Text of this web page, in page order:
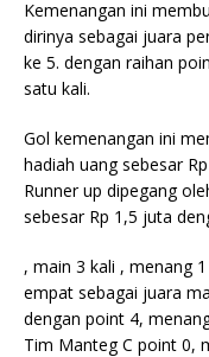
Kemenangan ini
dirinya sebagai juara
ke 5. dengan raihan
satu kali.
Gol kemenangan ini
hadiah uang sebesar
Runner up dipegang
sebesar Rp 1,5 juta
, main 3 kali , menang
empat sebagai juara
dengan point 4,
Tim Manteg C point 0,